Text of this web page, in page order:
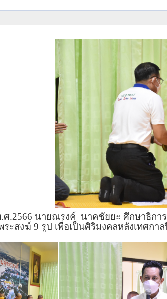
นายณรงค์ นาคชัยยะ ศึกษาธิการจัง
ะสงฆ์ 9 รูป เพื่อเป็นศิริมงคลหลังเทศกาล